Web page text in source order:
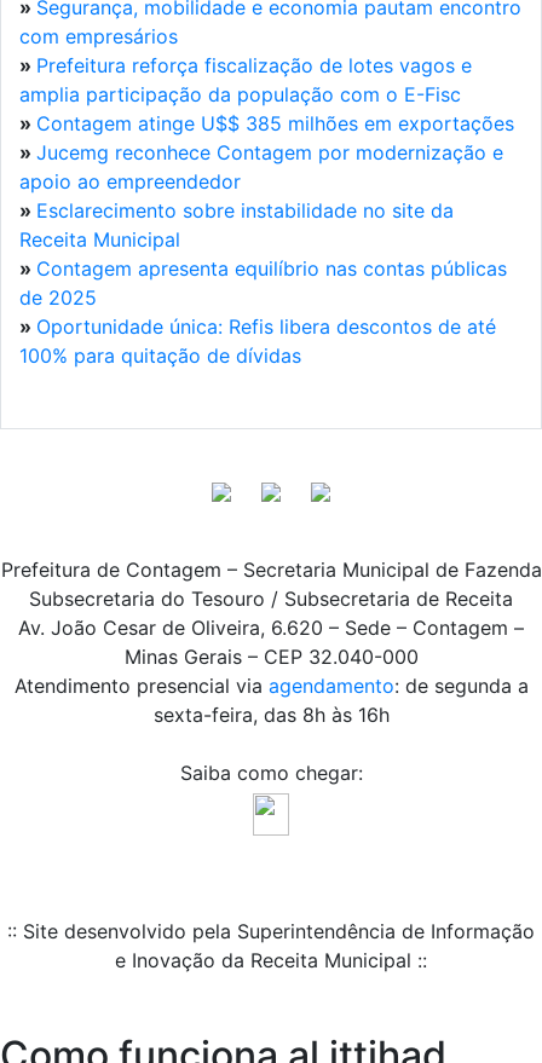
» Segurança, mobilidade e economia pautam encontro
com empresários
» Prefeitura reforça fiscalização de lotes vagos e
amplia participação da população com o E-Fisc
» Contagem atinge U$$ 385 milhões em exportações
» Jucemg reconhece Contagem por modernização e
apoio ao empreendedor
» Esclarecimento sobre instabilidade no site da
Receita Municipal
» Contagem apresenta equilíbrio nas contas públicas
de 2025
» Oportunidade única: Refis libera descontos de até
100% para quitação de dívidas
Prefeitura de Contagem – Secretaria Municipal de Fazenda
Subsecretaria do Tesouro / Subsecretaria de Receita
Av. João Cesar de Oliveira, 6.620 – Sede – Contagem –
Minas Gerais – CEP 32.040-000
Atendimento presencial via agendamento: de segunda a
sexta-feira, das 8h às 16h
Saiba como chegar:
:: Site desenvolvido pela Superintendência de Informação
e Inovação da Receita Municipal ::